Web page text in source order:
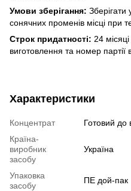
Умови зберігання:
сонячних променів місці при
Строк придатності: 24
виготовлення та номер партії
Характеристики
Концентрат
Готовий до
Країна-
виробник
засобу
Україна
Упаковка
засобу
ПЕ дой-пак